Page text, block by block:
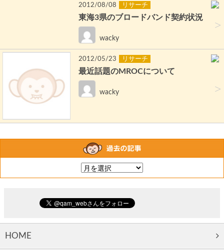
>
2012/08/08 リサーチ
東海3県のブロードバンド契約状況
wacky
>
2012/05/23 リサーチ
最近話題のMROCについて
wacky
HOME